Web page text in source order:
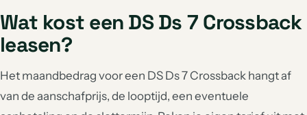
Wat kost een DS Ds 7 Crossback
leasen?
Het maandbedrag voor een DS Ds 7 Crossback hangt af
van de aanschafprijs, de looptijd, een eventuele